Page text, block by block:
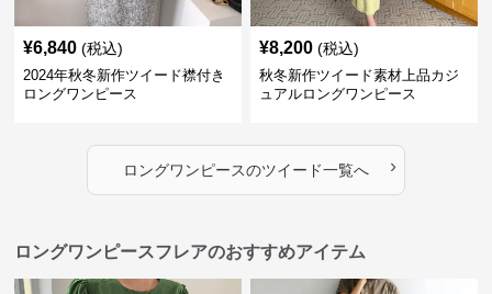
¥6,840 (税込)
2024年秋冬新作ツイード襟付き
ロングワンピース
¥8,200 (税込)
秋冬新作ツイード素材上品カジ
ュアルロングワンピース
ロングワンピースのツイード一覧へ ›
ロングワンピースフレアのおすすめアイテム